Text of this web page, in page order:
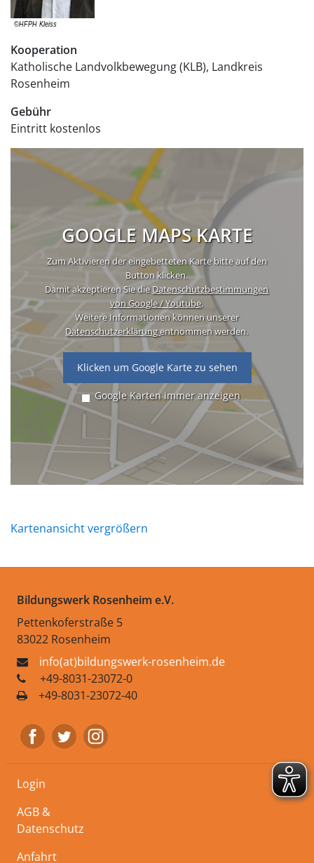
Kooperation
Katholische Landvolkbewegung (KLB), Landkreis
Rosenheim
Gebühr
Eintritt kostenlos
GOOGLE MAPS KARTE
Zum Aktivieren der eingebetteten Karte bitte auf den
Button klicken.
Damit akzeptieren Sie dieDatenschutzbestimmungen
von Google / Youtube.
Weitere Informationen können unserer
Datenschutzerklärungentnommen werden.
Klicken um Google Karte zu sehen
Google Karten immer anzeigen
Kartenansicht vergrößern
Bildungswerk Rosenheim e.V.
Pettenkoferstraße 5
83022 Rosenheim
info(at)bildungswerk-rosenheim.de
+49-8031-23072-0
+49-8031-23072-40
Login
AGB &
Datenschutz
Anfahrt